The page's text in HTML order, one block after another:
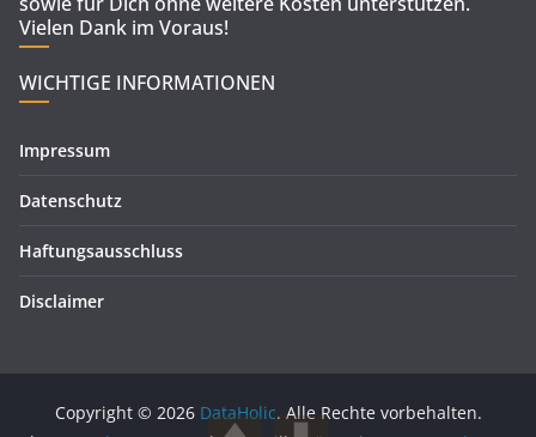
Vielen Dank im Voraus!
WICHTIGE INFORMATIONEN
Impressum
Datenschutz
Haftungsausschluss
Disclaimer
Copyright © 2026 DataHolic. Alle Rechte vorbehalten.